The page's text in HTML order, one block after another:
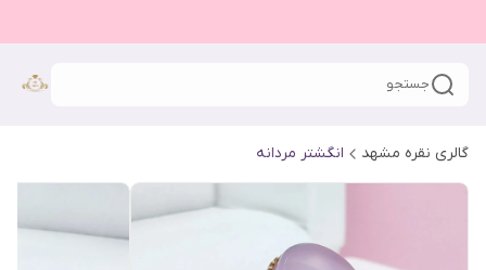
جستجو
گالری نقره مشهد انگشتر مردانه